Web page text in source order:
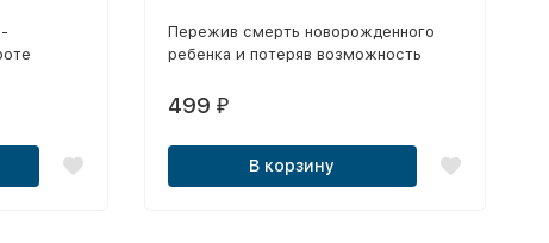
Пережив смерть новорожденного
ребенка и потеряв возможность
Татьяна Сухова, в прошлом врач-
русского», создает свою маленькую
клинику усыновления сирот.
499 ₽
В корзину